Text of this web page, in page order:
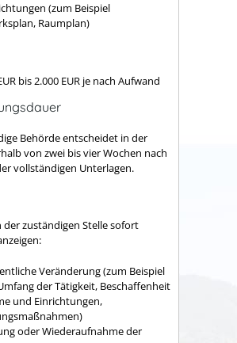
(zum Beispiel
Raumplan)
bis 2.000 EUR je nach Aufwand
Behörde entscheidet in der
von zwei bis vier Wochen nach
vollständigen Unterlagen.
der zuständigen Stelle sofort
Veränderung (zum Beispiel
der Tätigkeit, Beschaffenheit
und Einrichtungen,
oder Wiederaufnahme der